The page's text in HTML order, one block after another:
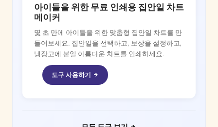
아이들을 위한 무료 인쇄용 집안일 차트
메이커
몇 초 만에 아이들을 위한 맞춤형 집안일 차트를 만
들어보세요. 집안일을 선택하고, 보상을 설정하고,
냉장고에 붙일 아름다운 차트를 인쇄하세요.
도구 사용하기